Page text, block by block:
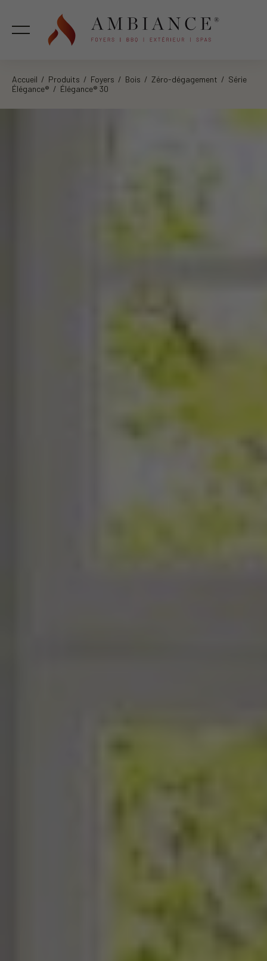
Accueil / Produits / Foyers / Bois / Zéro-dégagement / Série
Élégance® / Élégance® 30